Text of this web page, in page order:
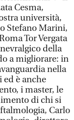
Cesma,
università,
Stefano Marini,
Tor Vergata
della
a migliorare: in
nella
è anche
i master, le
di chi si
Carlo